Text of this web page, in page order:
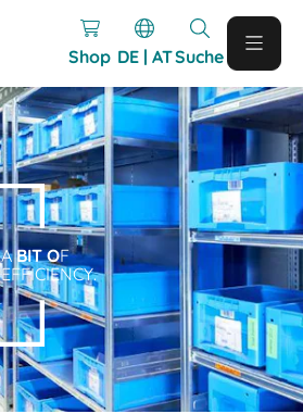
Shop DE | ATSuche
ABIT OF
EFFICIENCY.